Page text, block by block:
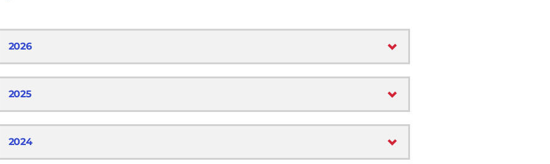
2026
2025
2024